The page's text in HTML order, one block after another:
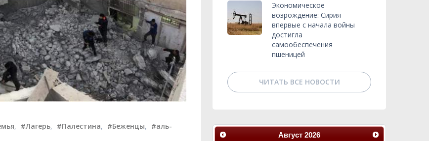
, #Лагерь, #Палестина, #Беженцы, #аль-
Экономическое
возрождение: Сирия
впервые с начала войны
достигла
самообеспечения
пшеницей
ЧИТАТЬ ВСЕ НОВОСТИ
Август 2026